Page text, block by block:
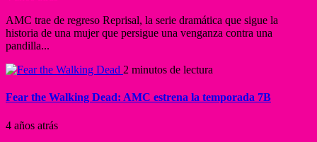
AMC trae de regreso Reprisal, la serie dramática que sigue la
historia de una mujer que persigue una venganza contra una
pandilla...
2 minutos de lectura
Fear the Walking Dead: AMC estrena la temporada 7B
4 años atrás